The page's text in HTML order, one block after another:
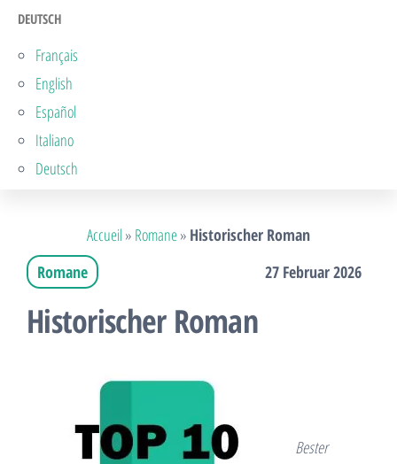
DEUTSCH
Français
English
Español
Italiano
Deutsch
Accueil» Romane» Historischer Roman
Romane
27 Februar 2026
Historischer Roman
Bester